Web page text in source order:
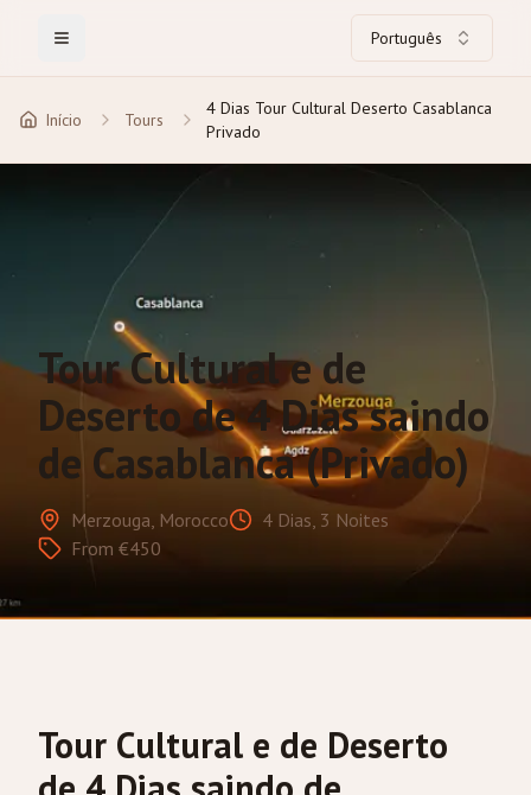
Toggle Menu Português
Início Tours
4 Dias Tour Cultural Deserto Casablanca
Privado
Tour Cultural e de
Deserto de 4 Dias saindo
de Casablanca (Privado)
Merzouga, Morocco
4 Dias, 3 Noites
From €450
Tour Cultural e de Deserto